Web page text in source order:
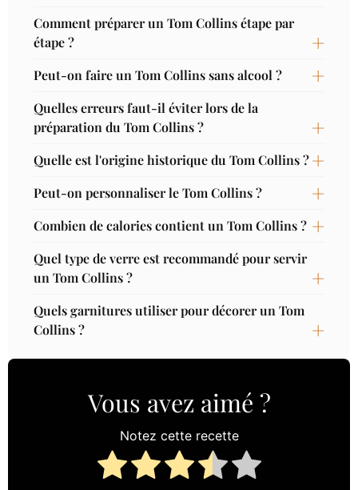
Comment préparer un Tom Collins étape par
étape ?
Peut-on faire un Tom Collins sans alcool ?
Quelles erreurs faut-il éviter lors de la
préparation du Tom Collins ?
Quelle est l'origine historique du Tom Collins ?
Peut-on personnaliser le Tom Collins ?
Combien de calories contient un Tom Collins ?
Quel type de verre est recommandé pour servir
un Tom Collins ?
Quels garnitures utiliser pour décorer un Tom
Collins ?
Vous avez aimé ?
Notez cette recette